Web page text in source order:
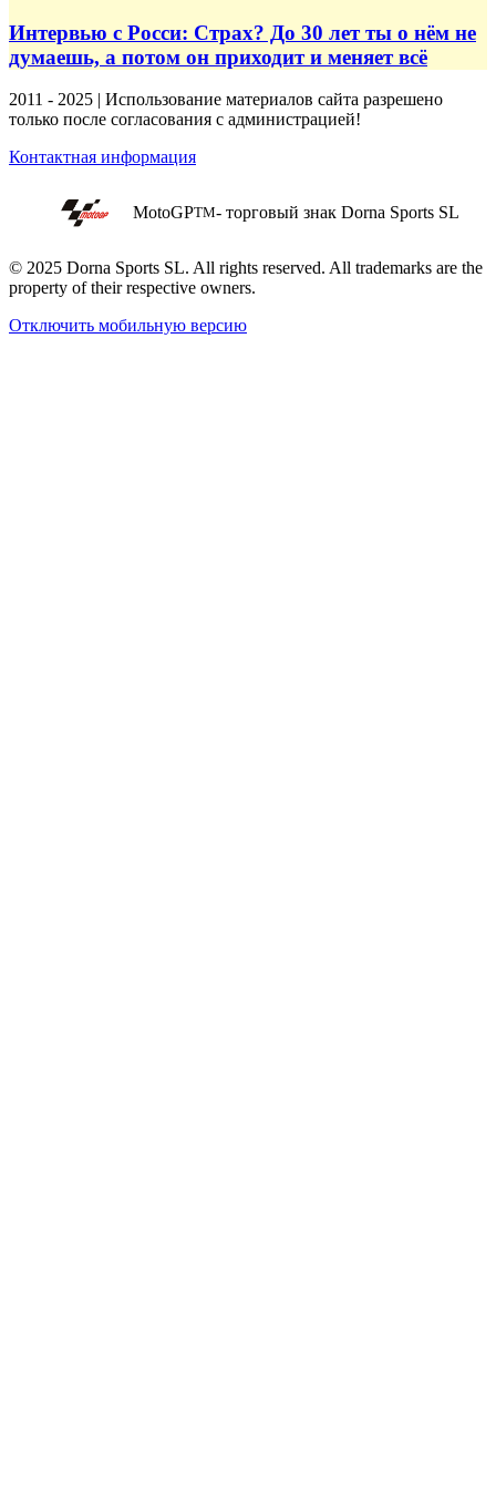
Интервью с Росси: Страх? До 30 лет ты о нём не
думаешь, а потом он приходит и меняет всё
2011 - 2025 | Использование материалов сайта разрешено
только после согласования с администрацией!
Контактная информация
MotoGPTM- торговый знак Dorna Sports SL
© 2025 Dorna Sports SL. All rights reserved. All trademarks are the
property of their respective owners.
Отключить мобильную версию